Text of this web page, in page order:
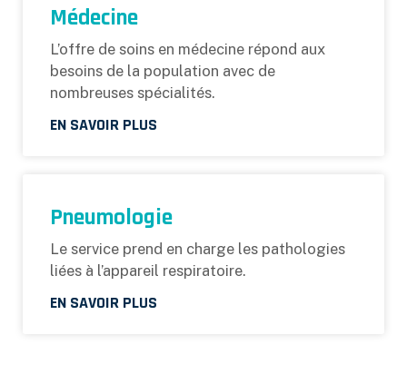
Médecine
L’offre de soins en médecine répond aux
besoins de la population avec de
nombreuses spécialités.
EN SAVOIR PLUS
Pneumologie
Le service prend en charge les pathologies
liées à l’appareil respiratoire.
EN SAVOIR PLUS